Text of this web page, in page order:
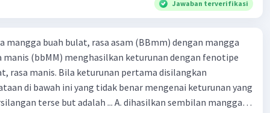
Jawaban terverifikasi
mangga buah bulat, rasa asam (BBmm) dengan mangga
manis (bbMM) menghasilkan keturunan dengan fenotipe
rasa manis. Bila keturunan pertama disilangkan
di bawah ini yang tidak benar mengenai keturunan yang
but adalah ... A. dihasilkan sembilan mangga